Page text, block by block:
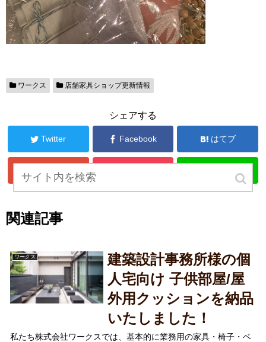
ワークス 店舗家具ショップ更新情報
シェアする
Twitter Facebook はてブ
Google+
関連記事
ワークス
建築設計事務所様の個
人宅向け 子供部屋/屋
外用クッションを納品
いたしました！
私たち株式会社ワークスでは、基本的に業務用の家具・椅子・ベ